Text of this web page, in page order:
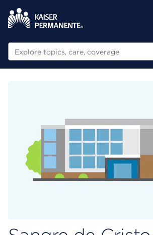
Buscar